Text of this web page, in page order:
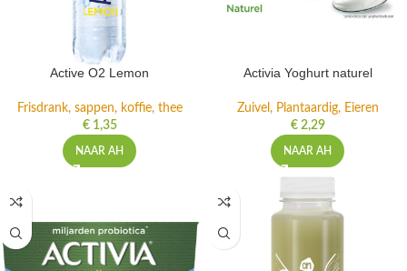
Active O2 Lemon
Frisdrank, sappen, koffie, thee
€1,35
NAAR AH
Activia Yoghurt naturel
Zuivel, Plantaardig, Eieren
€2,29
NAAR AH